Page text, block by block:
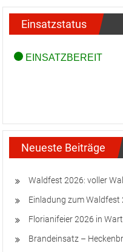
Einsatzstatus
Neueste Beiträge
Waldfest 2026: voller
Einladung zum Waldfest
Florianifeier 2026 in
Brandeinsatz –